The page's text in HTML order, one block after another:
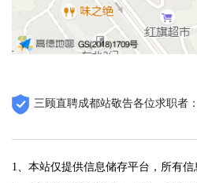
三顾直聘成都站敬告各位求职者
1、本站仅提供信息储存平台，所有